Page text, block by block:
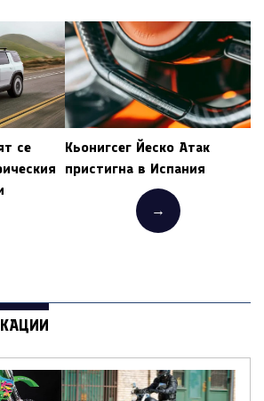
се
Кьонигсег Йеско Атак
пристигна в Испания
→